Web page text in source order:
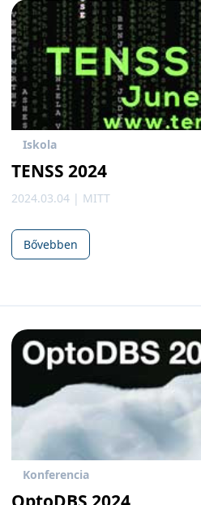
Iskola
TENSS 2024
2024.03.04 | MITT
Bővebben
Konferencia